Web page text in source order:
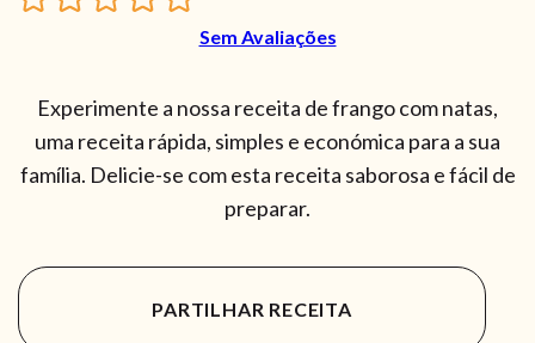
Sem Avaliações
Experimente a nossa receita de frango com natas,
uma receita rápida, simples e económica para a sua
família. Delicie-se com esta receita saborosa e fácil de
preparar.
PARTILHAR RECEITA